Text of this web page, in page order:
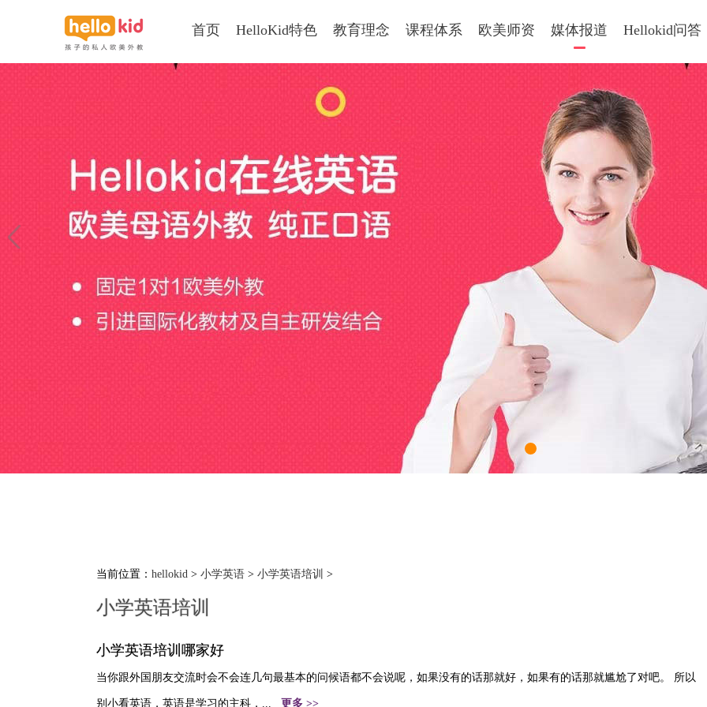
首页 HelloKid特色 教育理念 课程体系 欧美师资 媒体报道 Hellokid问答
当前位置： hellokid > 小学英语 > 小学英语培训 >
小学英语培训
小学英语培训哪家好
当你跟外国朋友交流时会不会连几句最基本的问候语都不会说呢，如果没有的话那就好，如果有的话那就尴尬了对吧。 所以
别小看英语，英语是学习的主科，... 更多 >>